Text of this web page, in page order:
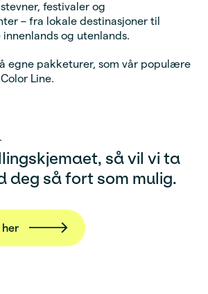
festivaler og
– fra lokale destinasjoner til
og utenlands.
egne pakketurer, som vår populære
Line.
så vil vi ta
deg så fort som mulig.
her